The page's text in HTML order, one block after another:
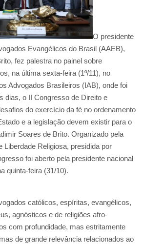
O presidente
Evangélicos do Brasil (AAEB),
fez palestra no painel sobre
na última sexta-feira (1º/11), no
Advogados Brasileiros (IAB), onde foi
dias, o II Congresso de Direito e
do exercício da fé no ordenamento
e a legislação devem existir para o
Soares de Brito. Organizado pela
Liberdade Religiosa, presidida por
foi aberto pela presidente nacional
quinta-feira (31/10).
católicos, espíritas, evangélicos,
agnósticos e de religiões afro-
com profundidade, mas estritamente
de grande relevância relacionados ao